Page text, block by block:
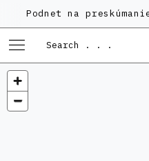
Podnet na